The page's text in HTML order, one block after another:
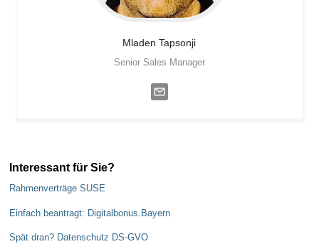
Mladen Tapsonji
Senior Sales Manager
Interessant für Sie?
Rahmenverträge SUSE
Einfach beantragt: Digitalbonus.Bayern
Spät dran? Datenschutz DS-GVO